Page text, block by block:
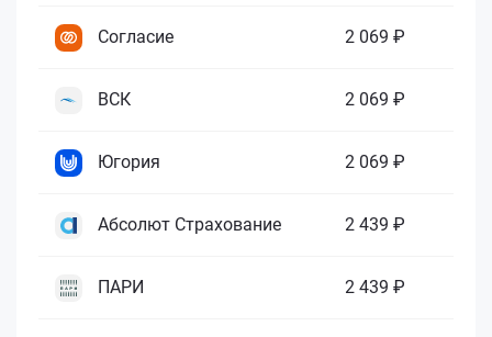
Согласие 2 069 ₽
ВСК 2 069 ₽
Югория 2 069 ₽
Абсолют Страхование 2 439 ₽
ПАРИ 2 439 ₽